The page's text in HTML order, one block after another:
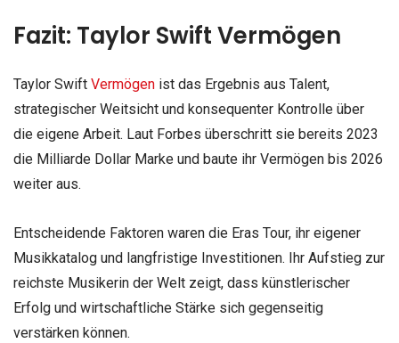
Fazit: Taylor Swift Vermögen
Taylor Swift Vermögen ist das Ergebnis aus Talent,
strategischer Weitsicht und konsequenter Kontrolle über
die eigene Arbeit. Laut Forbes überschritt sie bereits 2023
die Milliarde Dollar Marke und baute ihr Vermögen bis 2026
weiter aus.
Entscheidende Faktoren waren die Eras Tour, ihr eigener
Musikkatalog und langfristige Investitionen. Ihr Aufstieg zur
reichste Musikerin der Welt zeigt, dass künstlerischer
Erfolg und wirtschaftliche Stärke sich gegenseitig
verstärken können.